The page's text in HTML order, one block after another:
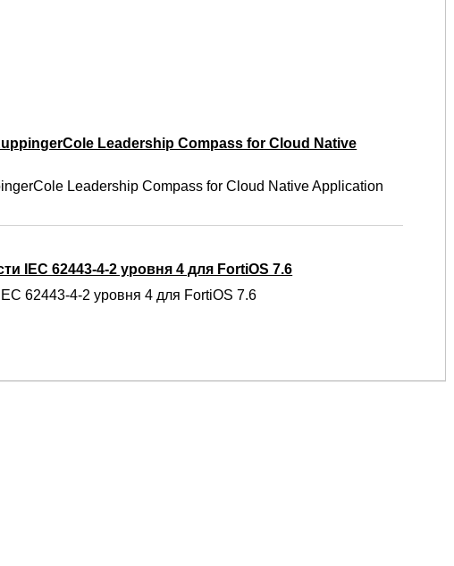
Leadership Compass for Cloud Native
Leadership Compass for Cloud Native Application
IEC 62443-4-2 уровня 4 для FortiOS 7.6
62443-4-2 уровня 4 для FortiOS 7.6